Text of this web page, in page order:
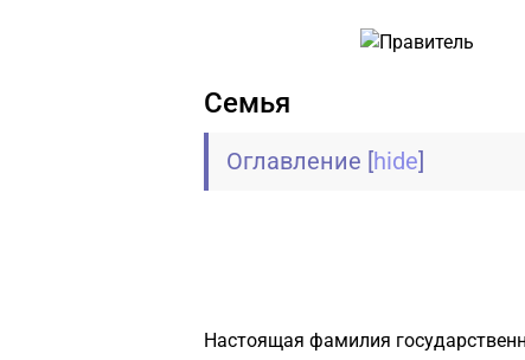
Семья
Оглавление [hide]
Настоящая фамилия